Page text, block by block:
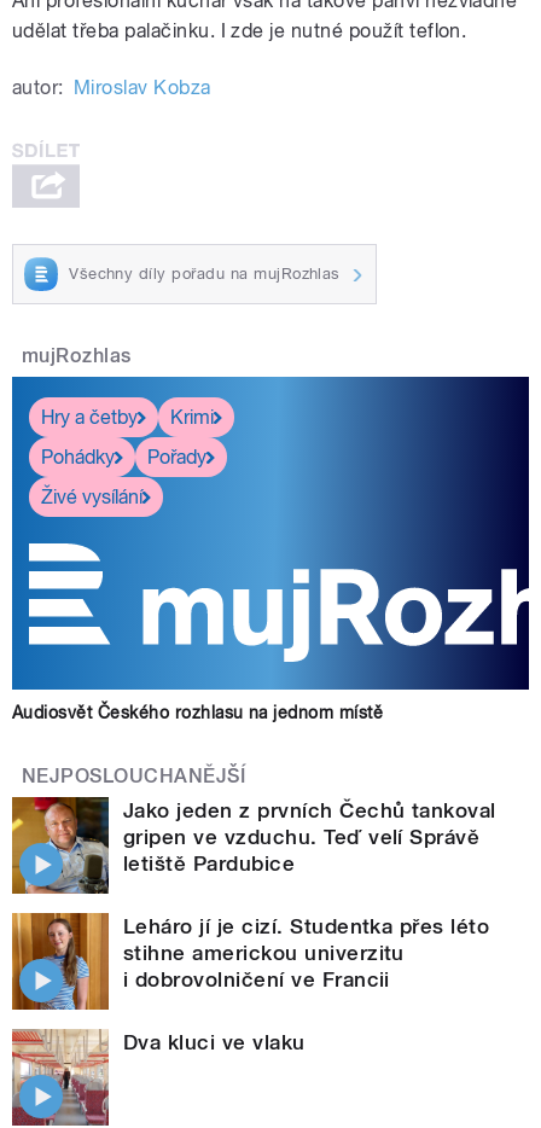
udělat třeba palačinku. I zde je nutné použít teflon.
autor: Miroslav Kobza
Všechny díly pořadu na mujRozhlas
mujRozhlas
Hry a četby
Krimi
Pohádky
Pořady
Živé vysílání
Audiosvět Českého rozhlasu na jednom místě
NEJPOSLOUCHANĚJŠÍ
Jako jeden z prvních Čechů tankoval
gripen ve vzduchu. Teď velí Správě
letiště Pardubice
Leháro jí je cizí. Studentka přes léto
stihne americkou univerzitu
i dobrovolničení ve Francii
Dva kluci ve vlaku